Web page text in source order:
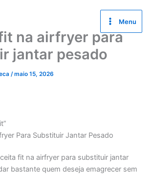
Menu
na airfryer para
jantar pesado
/maio 15, 2026
Para Substituir Jantar Pesado
fit na airfryer para substituir jantar
bastante quem deseja emagrecer sem